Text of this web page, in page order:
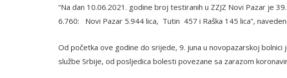
“Na dan 10.06.2021. godine broj testiranih u ZZJZ Novi Pazar je
6.760: Novi Pazar 5.944 lica, Tutin 457 i Raška 145 lica”,
Od početka ove godine do srijede, 9. juna u novopazarskoj bolnici
službe Srbije, od posljedica bolesti povezane sa zarazom